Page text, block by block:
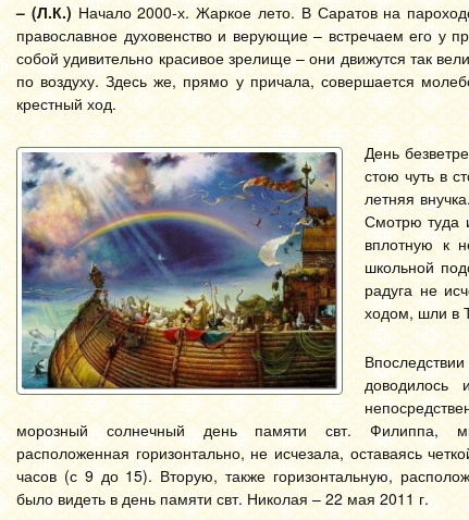
– (Л.К.) Начало 2000-х. Жаркое лето. В Саратов на
православное духовенство и верующие – встречаем его у
собой удивительно красивое зрелище – они движутся так
по воздуху. Здесь же, прямо у причала, совершается
крестный ход.
День
стою чуть в
летняя
Смотрю туда
вплотную к
школьной
радуга не
ходом, шли в
морозный солнечный день памяти свт. Филиппа,
расположенная горизонтально, не исчезала, оставаясь
часов (с 9 до 15). Вторую, также горизонтальную,
было видеть в день памяти свт. Николая – 22 мая 2011 г.